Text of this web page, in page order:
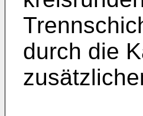
durch die